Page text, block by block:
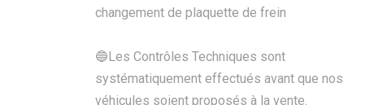
changement de plaquette de frein
🔵Les Contrôles Techniques sont
systématiquement effectués avant que nos
véhicules soient proposés à la vente.